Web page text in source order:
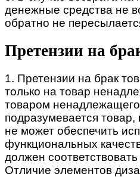
денежные средства не
обратно не
Претензии на
1. Претензии на брак
только на товар
товаром ненадлежащего
подразумевается
не может обеспечить
функциональных
должен
Отличие элементов